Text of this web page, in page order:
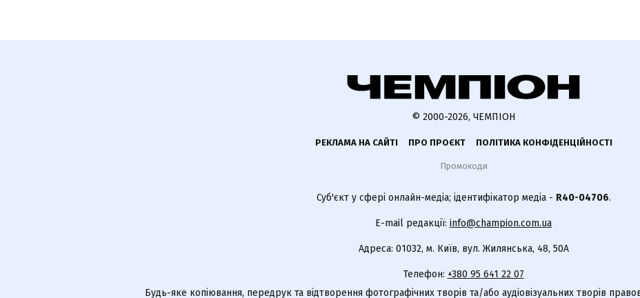
© 2000-2026, ЧЕМПІОН
РЕКЛАМА НА САЙТІ ПРО ПРОЄКТ ПОЛІТИКА КОНФІДЕНЦІЙНОСТІ
Промокоди
Суб'єкт у сфері онлайн-медіа; ідентифікатор медіа - R40-04706.
E-mail редакції: info@champion.com.ua
Адреса: 01032, м. Київ, вул. Жилянська, 48, 50А
Телефон: +380 95 641 22 07
Будь-яке копіювання, передрук та відтворення фотографічних творів та/або аудіовізуальних творів